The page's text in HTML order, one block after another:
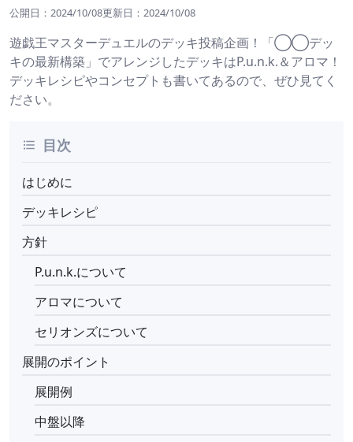
公開日： 2024/10/08更新日： 2024/10/08
遊戯王マスターデュエルのデッキ投稿企画！「◯◯デッ
キの最新構築」でアレンジしたデッキはP.u.n.k.＆アロマ！
デッキレシピやコンセプトも書いてあるので、ぜひ見てく
ださい。
目次
はじめに
デッキレシピ
方針
P.u.n.k.について
アロマについて
セリオンズについて
展開のポイント
展開例
中盤以降